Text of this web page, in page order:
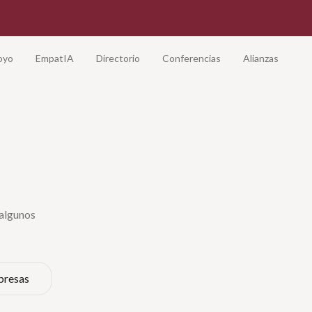
EmpatIA Directorio Conferencias Alianzas